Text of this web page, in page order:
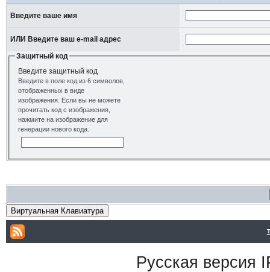
Введите ваше имя
ИЛИ Введите ваш e-mail адрес
Защитный код
Введите защитный код
Введите в поле код из 6 символов,
отображенных в виде
изображения. Если вы не можете
прочитать код с изображения,
нажмите на изображение для
генерации нового кода.
Виртуальная Клавиатура
Русская версия